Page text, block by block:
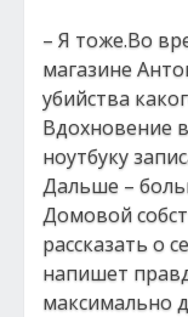
– Я тоже.Во
магазине
убийства
Вдохновение
ноутбуку
Дальше –
Домовой
рассказать о
напишет
максимально